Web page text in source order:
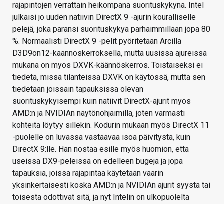
rajapintojen verrattain heikompana suorituskykynä. Intel
julkaisi jo uuden natiivin DirectX 9 -ajurin kouralliselle
pelejä, joka paransi suorituskykyä parhaimmillaan jopa 80
%. Normaalisti DirectX 9 -pelit pyöritetään Arcilla
D3D9on12-käännöskerroksella, mutta uusissa ajureissa
mukana on myös DXVK-käännöskerros. Toistaiseksi ei
tiedetä, missä tilanteissa DXVK on käytössä, mutta sen
tiedetään joissain tapauksissa olevan
suorituskykyisempi kuin natiivit DirectX-ajurit myös
AMD:n ja NVIDIAn näytönohjaimilla, joten varmasti
kohteita löytyy sillekin. Kodurin mukaan myös DirectX 11
-puolelle on luvassa vastaavaa isoa päivitystä, kuin
DirectX 9:lle. Hän nostaa esille myös huomion, että
useissa DX9-peleissä on edelleen bugeja ja jopa
tapauksia, joissa rajapintaa käytetään väärin
yksinkertaisesti koska AMD:n ja NVIDIAn ajurit syystä tai
toisesta odottivat sitä, ja nyt Intelin on ulkopuolelta